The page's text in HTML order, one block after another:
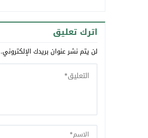
اترك تعليق
لن يتم نشر عنوان بريدك الإلكتروني.